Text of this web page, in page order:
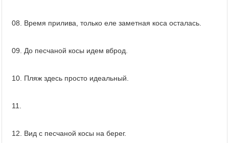
08. Время прилива, только еле заметная коса осталась.
09. До песчаной косы идем вброд.
10. Пляж здесь просто идеальный.
11.
12. Вид с песчаной косы на берег.